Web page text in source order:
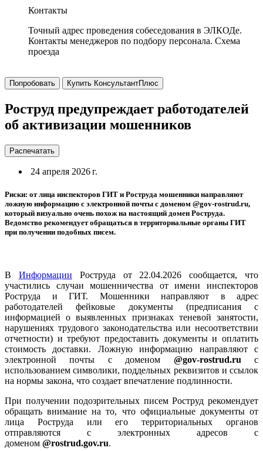
Контакты
Точный адрес проведения собеседования в ЭЛКОДе.
Контакты менеджеров по подбору персонала. Схема
проезда
Попробовать Купить КонсультантПлюс
Роструд предупреждает работодателей
об активизации мошенников
Распечатать
24 апреля 2026 г.
Риски: от лица инспекторов ГИТ и Роструда мошенники направляют
ложную информацию с электронной почты с доменом @gov-rostrud.ru,
который визуально очень похож на настоящий домен Роструда.
Ведомство рекомендует обращаться в территориальные органы ГИТ
при получении подобных писем.
В Информации Роструда от 22.04.2026 сообщается, что
участились случаи мошенничества от имени инспекторов
Роструда и ГИТ. Мошенники направляют в адрес
работодателей фейковые документы (предписания с
информацией о выявленных признаках теневой занятости,
нарушениях трудового законодательства или несоответствии
отчетности) и требуют предоставить документы и оплатить
стоимость доставки. Ложную информацию направляют с
электронной почты с доменом @gov-rostrud.ru с
использованием символики, поддельных реквизитов и ссылок
на нормы закона, что создает впечатление подлинности.
При получении подозрительных писем Роструд рекомендует
обращать внимание на то, что официальные документы от
лица Роструда или его территориальных органов
отправляются с электронных адресов с
доменом @rostrud.gov.ru.